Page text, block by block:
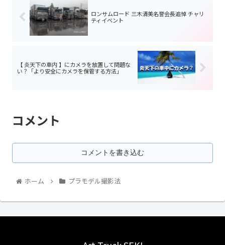
ロンサムロード 三木清美名誉会長追悼 チャリ
ティイベント
【 炎天下の車内 】にカメラを放置して問題な
い？「より安全にカメラを保管する方法」
コメント
コメントを書き込む
ホーム プラモデル撮影法